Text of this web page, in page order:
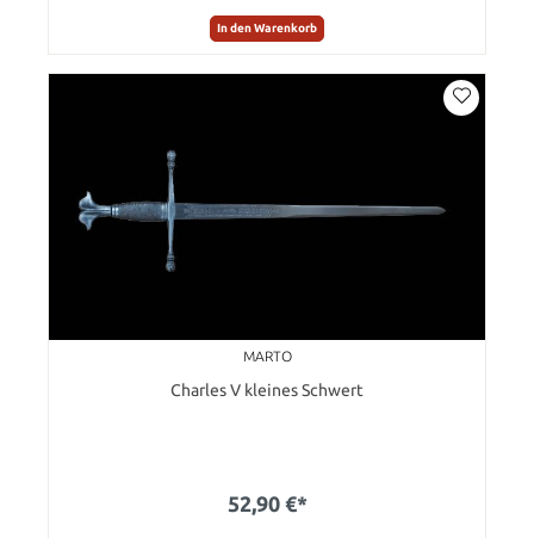
In den Warenkorb
MARTO
Charles V kleines Schwert
52,90 €*